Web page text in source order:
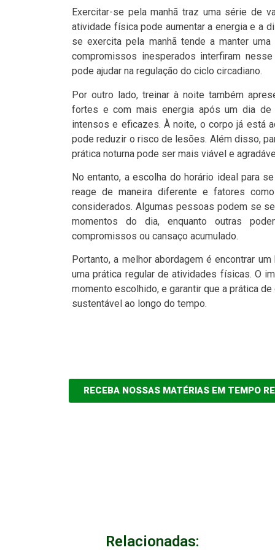
Exercitar-se pela manhã traz uma série de
atividade física pode aumentar a energia e a
se exercita pela manhã tende a manter
compromissos inesperados interfiram
pode ajudar na regulação do ciclo circadiano.
Por outro lado, treinar à noite também
fortes e com mais energia após um dia
intensos e eficazes. À noite, o corpo já está
pode reduzir o risco de lesões. Além disso,
prática noturna pode ser mais viável e
No entanto, a escolha do horário ideal para
reage de maneira diferente e fatores
considerados. Algumas pessoas podem se
momentos do dia, enquanto outras
compromissos ou cansaço acumulado.
Portanto, a melhor abordagem é encontrar
uma prática regular de atividades físicas. O
momento escolhido, e garantir que a prática
sustentável ao longo do tempo.
RECEBA NOSSAS MATÉRIAS EM TEMPO
Relacionadas: